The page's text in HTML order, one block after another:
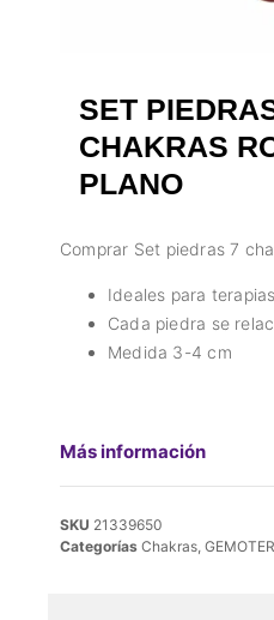
SET
CHAKRAS
PLANO
Comprar Set piedras 7
Ideales para terapias
Cada piedra se
Medida 3-4 cm
Más información
SKU 21339650
Categorías Chakras,